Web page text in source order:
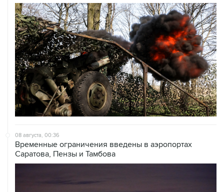
08 августа, 00:36
Временные ограничения введены в аэропортах
Саратова, Пензы и Тамбова